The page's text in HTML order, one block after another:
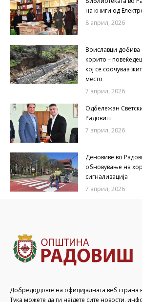
на книги од
8 април, 2026
Воиславци добива
корито –
кој се соочуваа
место
7 април, 2026
Одбележан
Радовиш
7 април, 2026
Деновиве во
обновување на
сигнализација
7 април, 2026
Добредојдовте на официјалната веб
Тука можете да ги најдете сите новости,